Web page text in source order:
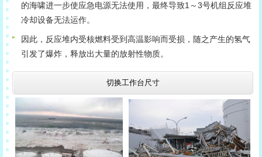
的海啸进一步使应急电源无法使用，最终导致1～3号机组反应堆
冷却设备无法运作。
因此，反应堆内受核燃料受到高温影响而受损，随之产生的氢气
引发了爆炸，释放出大量的放射性物质。
切换工作台尺寸